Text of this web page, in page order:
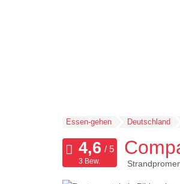
Essen-gehen Deutschland
3 Bew.